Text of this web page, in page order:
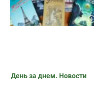
День за днем. Новости